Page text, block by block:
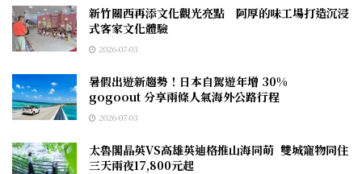
新竹關西再添文化觀光亮點 阿厚的味工場打造沉浸
式客家文化體驗
2026-07-03
暑假出遊新趨勢！日本自駕遊年增 30%
gogoout 分享兩條人氣海外公路行程
2026-07-03
太魯閣晶英VS高雄英迪格推山海同萌 雙城寵物同住
三天兩夜17,800元起